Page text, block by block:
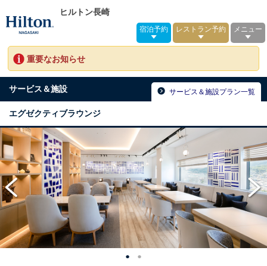
ヒルトン長崎
宿泊予約 レストラン予約 メニュー
重要なお知らせ
サービス＆施設 サービス＆施設プラン一覧
エグゼクティブラウンジ